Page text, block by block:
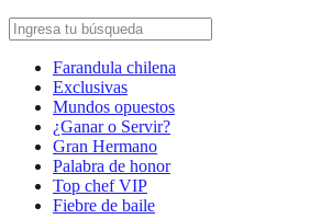
Farandula chilena
Exclusivas
Mundos opuestos
¿Ganar o Servir?
Gran Hermano
Palabra de honor
Top chef VIP
Fiebre de baile